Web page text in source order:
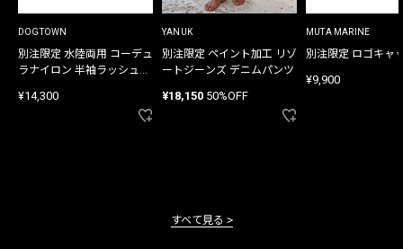
DOGTOWN
別注限定 水陸両用 コーデュ
ラナイロン 半袖ラッシュガ
¥14,300
YANUK
別注限定 ペイント加工 リゾ
ートジーンズ デニムパンツ
¥18,150 50%OFF
MUTA MARINE
別注限定 ロゴキャ
¥9,900
すべて見る